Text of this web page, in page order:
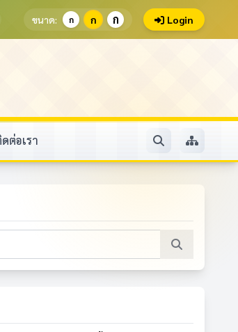
ขนาด: ก ก ก Login
ต่อเรา